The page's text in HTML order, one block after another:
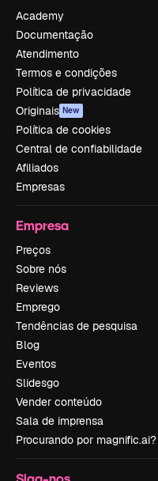
Academy
Documentação
Atendimento
Termos e condições
Política de privacidade
Originais New
Política de cookies
Central de confiabilidade
Afiliados
Empresas
Empresa
Preços
Sobre nós
Reviews
Emprego
Tendências de pesquisa
Blog
Eventos
Slidesgo
Vender conteúdo
Sala de imprensa
Procurando por magnific.ai?